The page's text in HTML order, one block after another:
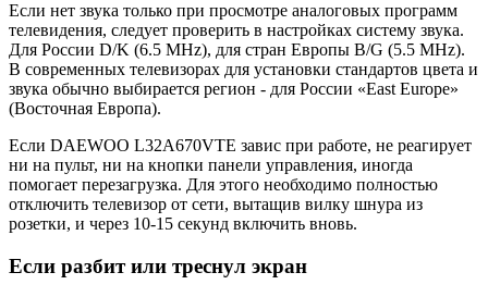
Если нет звука только при просмотре аналоговых программ
телевидения, следует проверить в настройках систему звука.
Для России D/K (6.5 MHz), для стран Европы B/G (5.5 MHz).
В современных телевизорах для установки стандартов цвета и
звука обычно выбирается регион - для России «East Europe»
(Восточная Европа).
Если DAEWOO L32A670VTE завис при работе, не реагирует
ни на пульт, ни на кнопки панели управления, иногда
помогает перезагрузка. Для этого необходимо полностью
отключить телевизор от сети, вытащив вилку шнура из
розетки, и через 10-15 секунд включить вновь.
Если разбит или треснул экран